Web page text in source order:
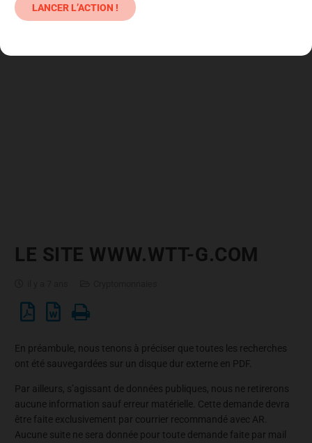
LE SITE WWW.WTT-G.COM
En préambule, nous tenons à préciser que toutes les recherches
ont été sauvegardées sur un disque dur externe en PDF.
Par ailleurs, s’agissant de données publiques, nous ne retirerons
aucune information sauf erreur matérielle. Cette demande devra
être faite exclusivement par courrier recommandé avec AR.
Aucune suite ne sera donnée pour toute demande faite par mail
LANCER L’ACTION !